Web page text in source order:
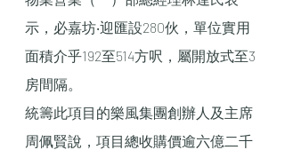
示，必嘉坊‧迎匯設280伙，單位實用
面積介乎192至514方呎，屬開放式至3
房間隔。
統籌此項目的樂風集團創辦人及主席
周佩賢說，項目總收購價逾六億二千